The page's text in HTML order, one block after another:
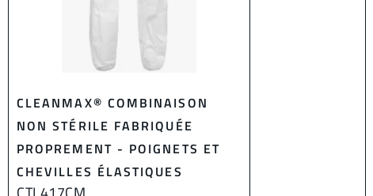
CLEANMAX® COMBINAISON
NON STÉRILE FABRIQUÉE
PROPREMENT - POIGNETS ET
CHEVILLES ÉLASTIQUES